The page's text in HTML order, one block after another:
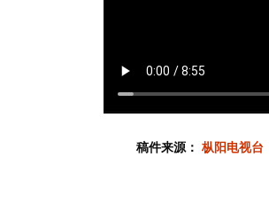
稿件来源： 枞阳电视台